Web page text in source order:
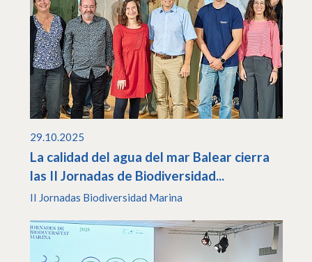
29.10.2025
La calidad del agua del mar Balear cierra
las II Jornadas de Biodiversidad...
II Jornadas Biodiversidad Marina